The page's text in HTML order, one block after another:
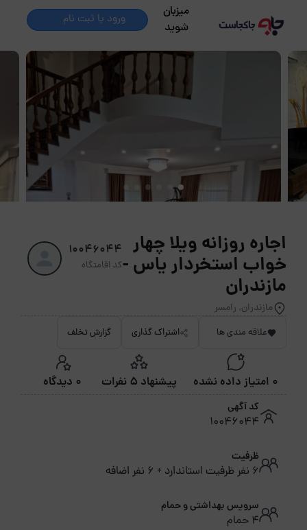
میزبان
شوید
ورود یا ثبت نام
اجاره روزانه ویلا چهار
خواب استخردار یاس -
مازندران
مازندران, رامسر
10046044
کد اقامتگاه
علاقه مندی ها اشتراک گذاری گزارش تخلف
0 امتیاز داده نشده پیشنهاد 5 نفرات 0 دیدگاه
کد آگهی
10046044
ظرفیت
6 نفر ظرفیت استاندارد + 6 نفر اضافه
سرویس بهداشتی و حمام
4 حمام